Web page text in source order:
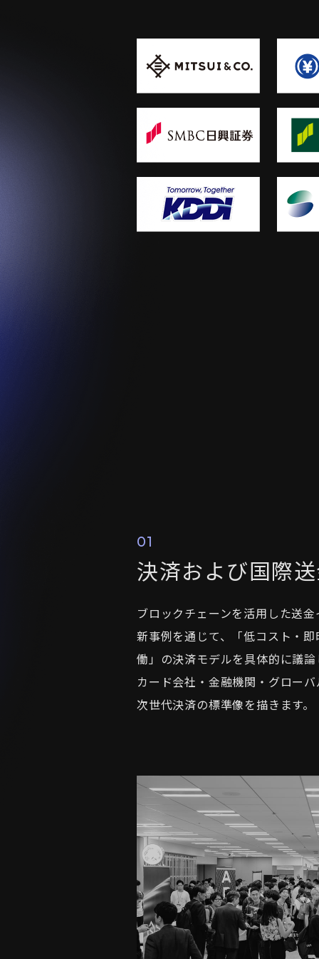
01
決済および国際
ブロックチェーンを活用した送
新事例を通じて、「低コスト・
働」の決済モデルを具体的に議論
カード会社・金融機関・グローバ
次世代決済の標準像を描きます。